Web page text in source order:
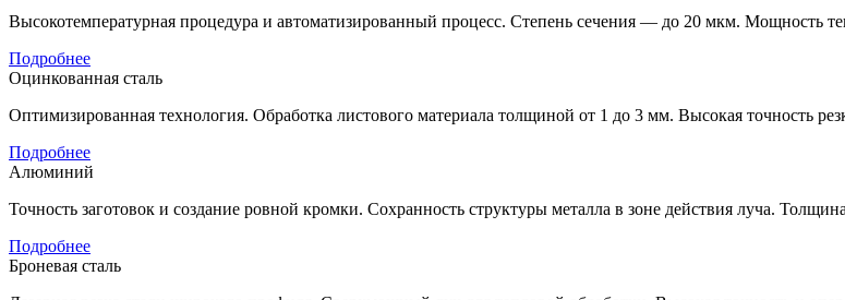
Высокотемпературная процедура и автоматизированный процесс. Степень сечения — до 20 мкм. Мощность
Подробнее
Оцинкованная сталь
Оптимизированная технология. Обработка листового материала толщиной от 1 до 3 мм. Высокая точность
Подробнее
Алюминий
Точность заготовок и создание ровной кромки. Сохранность структуры металла в зоне действия луча.
Подробнее
Броневая сталь